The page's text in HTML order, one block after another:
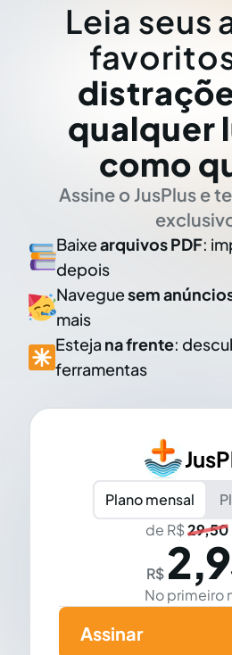
Leia seus
qualquer
como
Assine o JusPlus e
Baixearquivos PDF:
depois
Naveguesem
mais
Esteja na frente:
ferramentas
Plano mensal
de R$29,50
R$
No primeiro
Assinar